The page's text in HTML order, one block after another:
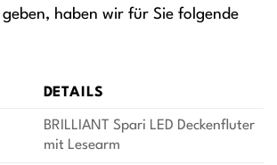
geben, haben wir für Sie folgende
DETAILS
BRILLIANT Spari LED Deckenfluter
mit Lesearm